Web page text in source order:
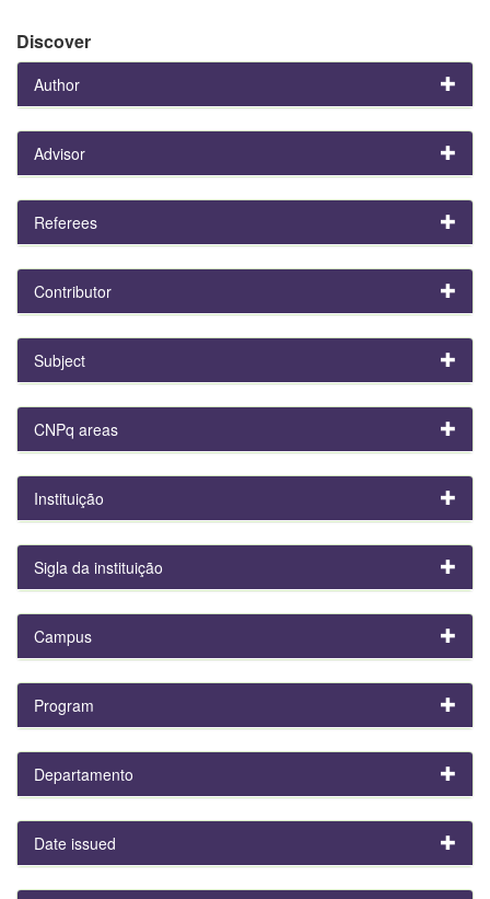
Discover
Author
Advisor
Referees
Contributor
Subject
CNPq areas
Instituição
Sigla da instituição
Campus
Program
Departamento
Date issued